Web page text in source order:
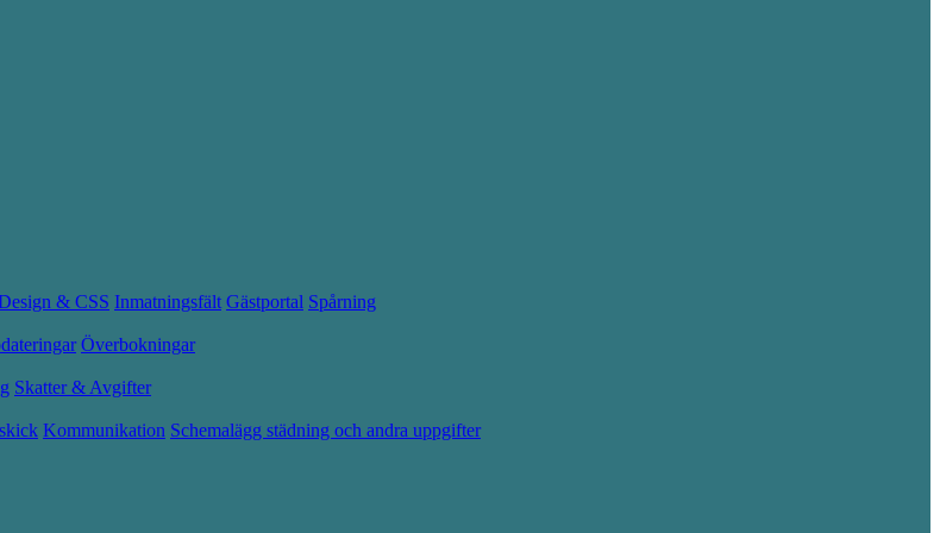
& CSS Inmatningsfält Gästportal Spårning
Överbokningar
Skatter & Avgifter
Kommunikation Schemalägg städning och andra uppgifter